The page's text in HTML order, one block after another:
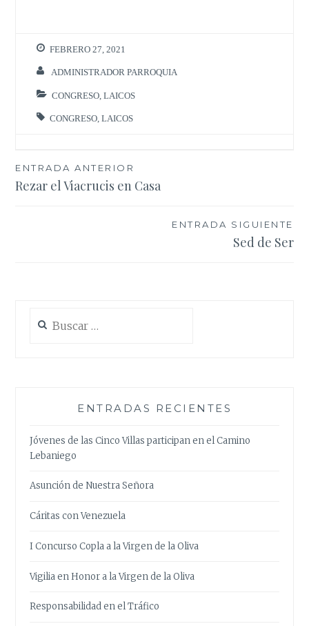
FEBRERO 27, 2021
ADMINISTRADOR PARROQUIA
CONGRESO ,LAICOS
CONGRESO ,LAICOS
Navegación
de
ENTRADA ANTERIOR
Rezar el Viacrucis en Casa
ENTRADA SIGUIENTE
Sed de Ser
ENTRADAS RECIENTES
Jóvenes de las Cinco Villas participan en el Camino
Lebaniego
Asunción de Nuestra Señora
Cáritas con Venezuela
I Concurso Copla a la Virgen de la Oliva
Vigilia en Honor a la Virgen de la Oliva
Responsabilidad en el Tráfico